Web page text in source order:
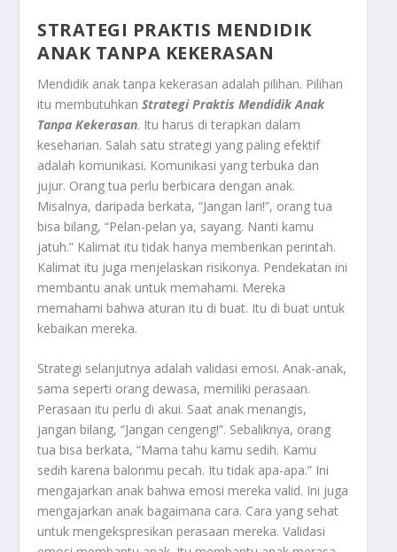
STRATEGI PRAKTIS MENDIDIK
ANAK TANPA KEKERASAN
Mendidik anak tanpa kekerasan adalah pilihan. Pilihan
itu membutuhkanStrategi Praktis Mendidik Anak
Tanpa Kekerasan. Itu harus di terapkan dalam
keseharian. Salah satu strategi yang paling efektif
adalah komunikasi. Komunikasi yang terbuka dan
jujur. Orang tua perlu berbicara dengan anak.
Misalnya, daripada berkata, “Jangan lari!”, orang tua
bisa bilang, “Pelan-pelan ya, sayang. Nanti kamu
jatuh.” Kalimat itu tidak hanya memberikan perintah.
Kalimat itu juga menjelaskan risikonya. Pendekatan ini
membantu anak untuk memahami. Mereka
memahami bahwa aturan itu di buat. Itu di buat untuk
kebaikan mereka.
Strategi selanjutnya adalah validasi emosi. Anak-anak,
sama seperti orang dewasa, memiliki perasaan.
Perasaan itu perlu di akui. Saat anak menangis,
jangan bilang, “Jangan cengeng!”. Sebaliknya, orang
tua bisa berkata, “Mama tahu kamu sedih. Kamu
sedih karena balonmu pecah. Itu tidak apa-apa.” Ini
mengajarkan anak bahwa emosi mereka valid. Ini juga
mengajarkan anak bagaimana cara. Cara yang sehat
untuk mengekspresikan perasaan mereka. Validasi